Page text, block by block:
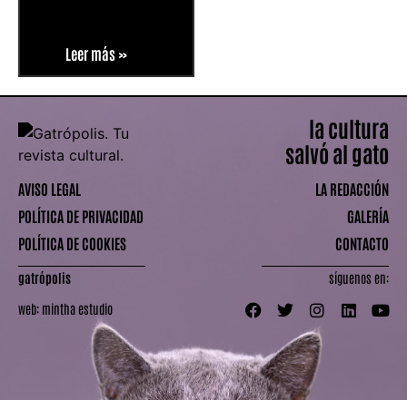
Leer más »
AVISO LEGAL
POLÍTICA DE PRIVACIDAD
POLÍTICA DE COOKIES
gatrópolis
web: mintha estudio
la cultura
salvó al gato
LA REDACCIÓN
GALERÍA
CONTACTO
síguenos en: